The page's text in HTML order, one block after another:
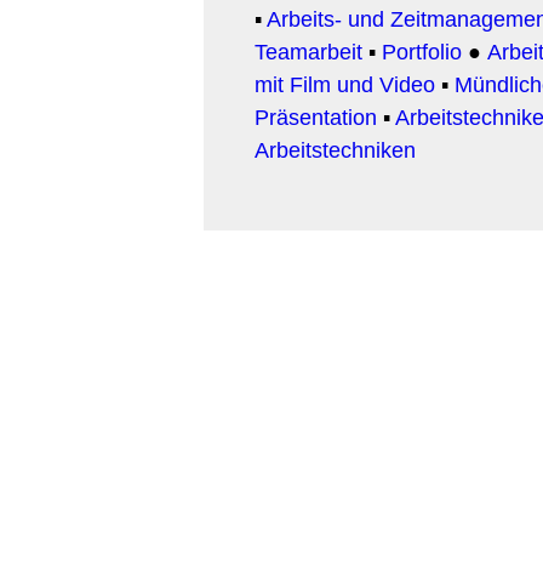
▪Arbeits- und
Teamarbeit ▪ Portfolio ●
mit Film und Video ▪
Präsentation ▪
Arbeitstechniken